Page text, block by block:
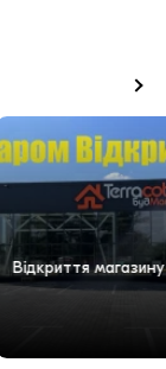
Відкриття магазину